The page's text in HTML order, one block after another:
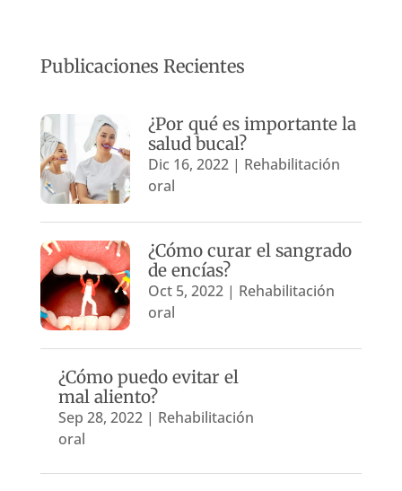
Publicaciones Recientes
¿Por qué es importante la
salud bucal?
Dic 16, 2022| Rehabilitación
oral
¿Cómo curar el sangrado
de encías?
Oct 5, 2022| Rehabilitación
oral
¿Cómo puedo evitar el
mal aliento?
Sep 28, 2022| Rehabilitación
oral